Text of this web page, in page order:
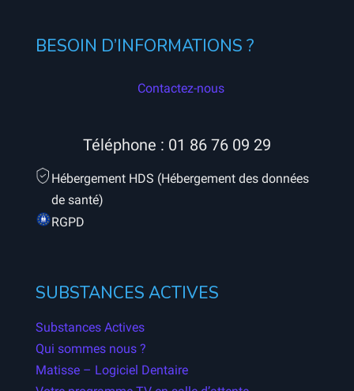
BESOIN D’INFORMATIONS ?
Contactez-nous
Téléphone : 01 86 76 09 29
Hébergement HDS (Hébergement des données
de santé)
RGPD
SUBSTANCES ACTIVES
Substances Actives
Qui sommes nous ?
Matisse – Logiciel Dentaire